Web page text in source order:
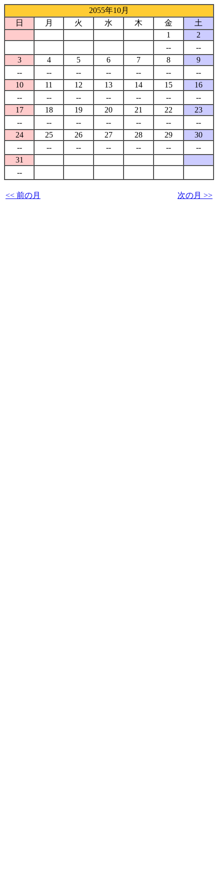
2055年10月
日
月 火 水 木 金
土
1
2
--
--
3
4 5 6 7 8
9
--
-- -- -- -- --
--
10
11 12 13 14 15
16
--
-- -- -- -- --
--
17
18 19 20 21 22
23
--
-- -- -- -- --
--
24
25 26 27 28 29
30
--
-- -- -- -- --
--
31
--
<< 前の月 次の月 >>